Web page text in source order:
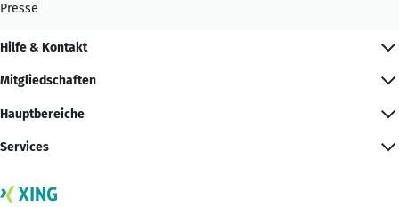
Presse
Hilfe & Kontakt
Mitgliedschaften
Hauptbereiche
Services